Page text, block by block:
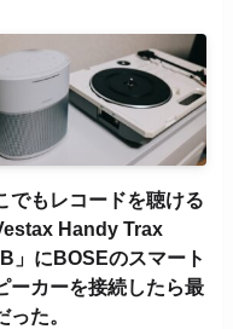
でもレコードを聴ける
Handy Trax
」にBOSEのスマート
ーカーを接続したら最
った。